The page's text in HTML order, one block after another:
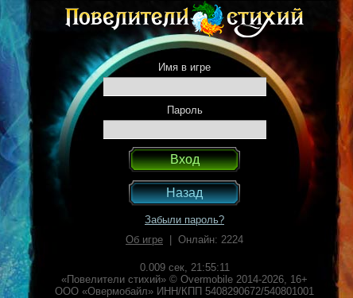
Имя в игре
Пароль
Назад
Забыли пароль?
Об игре | Онлайн: 2224
0.009 сек, 21:55:11
«Повелители стихий» © Overmobile 2014-2026, 16+
ООО «Овермобайл» ИНН/КПП 5408290672/540801001